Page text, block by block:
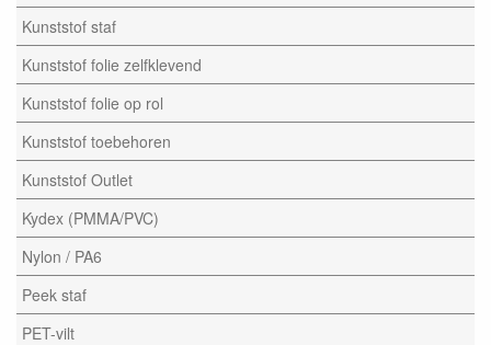
Kunststof staf
Kunststof folie zelfklevend
Kunststof folie op rol
Kunststof toebehoren
Kunststof Outlet
Kydex (PMMA/PVC)
Nylon / PA6
Peek staf
PET-vilt